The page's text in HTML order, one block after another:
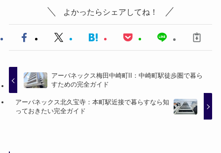
よかったらシェアしてね！
アーバネックス梅田中崎町II：中崎町駅徒歩圏で暮ら
すための完全ガイド
アーバネックス北久宝寺：本町駅近接で暮らすなら知
っておきたい完全ガイド